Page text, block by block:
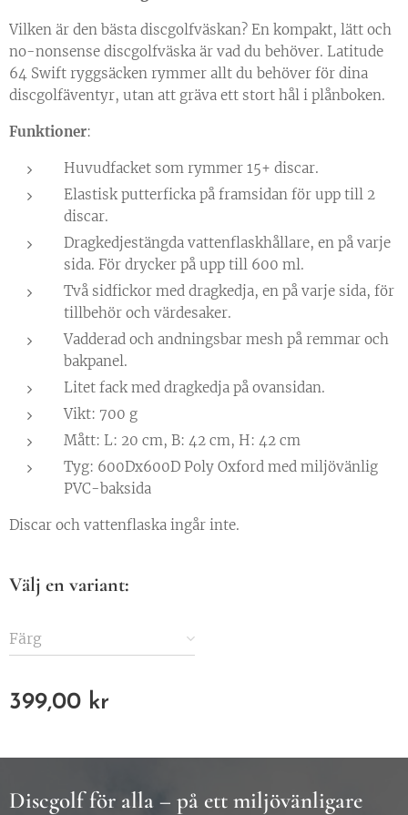
Vilken är den bästa discgolfväskan? En kompakt, lätt och
no-nonsense discgolfväska är vad du behöver. Latitude
64 Swift ryggsäcken rymmer allt du behöver för dina
discgolfäventyr, utan att gräva ett stort hål i plånboken.
Funktioner:
Huvudfacket som rymmer 15+ discar.
Elastisk putterficka på framsidan för upp till 2
discar.
Dragkedjestängda vattenflaskhållare, en på varje
sida. För drycker på upp till 600 ml.
Två sidfickor med dragkedja, en på varje sida, för
tillbehör och värdesaker.
Vadderad och andningsbar mesh på remmar och
bakpanel.
Litet fack med dragkedja på ovansidan.
Vikt: 700 g
Mått: L: 20 cm, B: 42 cm, H: 42 cm
Tyg: 600Dx600D Poly Oxford med miljövänlig
PVC-baksida
Discar och vattenflaska ingår inte.
Välj en variant:
Färg
399,00 kr
Discgolf för alla – på ett miljövänligare